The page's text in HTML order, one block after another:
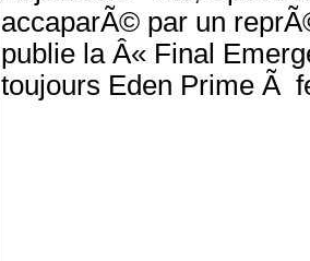
accaparÃ© par un
publie la Â« Final
toujours Eden Prime Ã